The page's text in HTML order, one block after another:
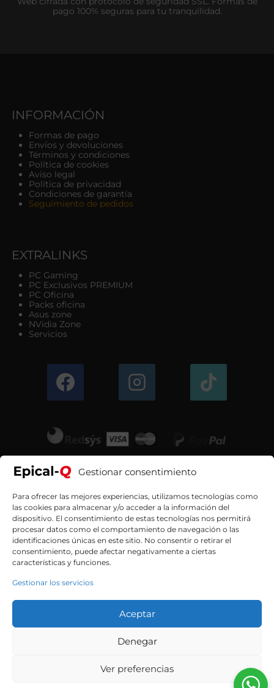
Gestionar consentimiento
Para ofrecer las mejores experiencias, utilizamos tecnologías como
las cookies para almacenar y/o acceder a la información del
dispositivo. El consentimiento de estas tecnologías nos permitirá
procesar datos como el comportamiento de navegación o las
identificaciones únicas en este sitio. No consentir o retirar el
consentimiento, puede afectar negativamente a ciertas
características y funciones.
Gestionar los servicios
Aceptar
Denegar
Ver preferencias
pago 100% seguras para tu tranquilidad.
INFORMACIÓN
Formas de pago
Envíos y devoluciones
Términos y condiciones
Política de cookies
Aviso legal
Política de privacidad
Condiciones de garantía
Seguimiento de pedidos
EXTRALINKS
PC Gaming
PC Exclusivos PREMIUM
PC Oficina
Packs oficina
Asus zone
NVidia Zone
Servicios
Contacta con nosotros